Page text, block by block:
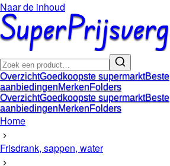
Naar de inhoud
OverzichtGoedkoopste supermarktBeste
aanbiedingenMerkenFolders
OverzichtGoedkoopste supermarktBeste
aanbiedingenMerkenFolders
Home
Frisdrank, sappen, water